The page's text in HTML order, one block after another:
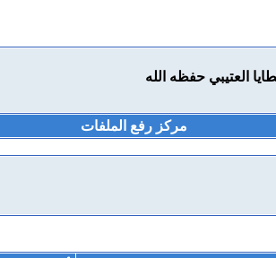
العتيبي حفظه الله
مركز رفع الملفات